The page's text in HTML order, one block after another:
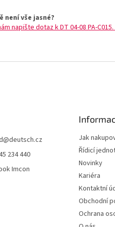
není vše jasné?
napište dotaz k DT 04-08 PA-
@deutsch.cz
234 440
Imcon
Jak
Řídicí
Novinky
Kariéra
Kontaktní
Obchodní
Ochrana